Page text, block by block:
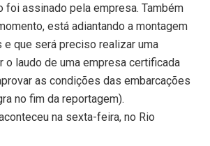
foi assinado pela empresa. Também
está adiantando a montagem
e que será preciso realizar uma
o laudo de uma empresa certificada
as condições das embarcações
no fim da reportagem).
na sexta-feira, no Rio